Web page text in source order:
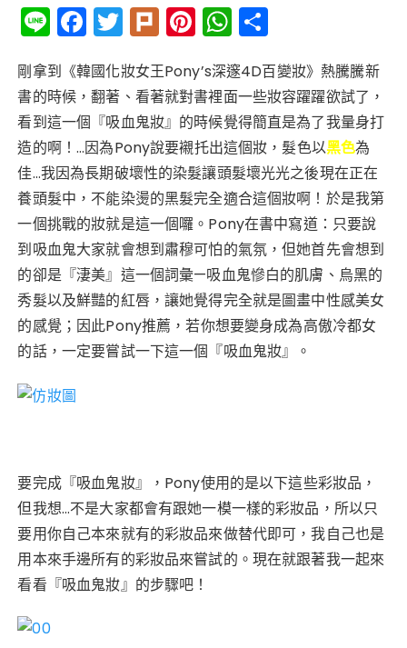
Li
n
e
F
a
c
e
b
o
o
k
T
w
it
te
r
Pl
ur
k
Pi
n
te
re
st
W
h
a
ts
A
p
p
剛拿到《韓國化妝女王Pony’s深邃4D百變妝》熱騰騰新
書的時候，翻著、看著就對書裡面一些妝容躍躍欲試了，
看到這一個『吸血鬼妝』的時候覺得簡直是為了我量身打
造的啊！…因為Pony說要襯托出這個妝，髮色以黑色為
佳…我因為長期破壞性的染髮讓頭髮壞光光之後現在正在
養頭髮中，不能染燙的黑髮完全適合這個妝啊！於是我第
一個挑戰的妝就是這一個囉。Pony在書中寫道：只要說
到吸血鬼大家就會想到肅穆可怕的氣氛，但她首先會想到
的卻是『淒美』這一個詞彙—吸血鬼慘白的肌膚、烏黑的
秀髮以及鮮豔的紅唇，讓她覺得完全就是圖畫中性感美女
的感覺；因此Pony推薦，若你想要變身成為高傲冷都女
的話，一定要嘗試一下這一個『吸血鬼妝』。
要完成『吸血鬼妝』，Pony使用的是以下這些彩妝品，
但我想…不是大家都會有跟她一模一樣的彩妝品，所以只
要用你自己本來就有的彩妝品來做替代即可，我自己也是
用本來手邊所有的彩妝品來嘗試的。現在就跟著我一起來
看看『吸血鬼妝』的步驟吧！